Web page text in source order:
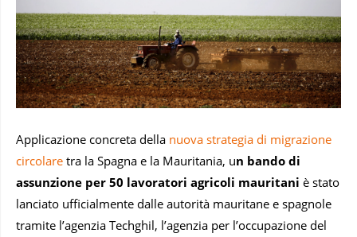
Applicazione concreta della nuova strategia di migrazione
circolare tra la Spagna e la Mauritania, un bando di
assunzione per 50 lavoratori agricoli mauritani è stato
lanciato ufficialmente dalle autorità mauritane e spagnole
tramite l’agenzia Techghil, l’agenzia per l’occupazione del